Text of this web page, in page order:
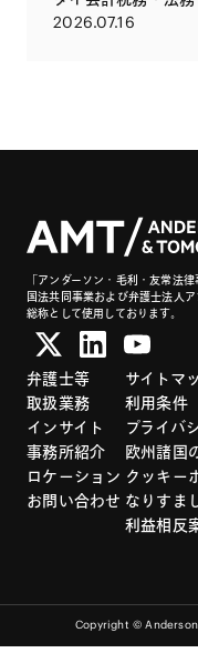
2026.07.16
「アンダーソン・毛利・友常法
国法共同事業および弁護士法人
総称として使用しております。
弁護士等
取扱業務
インサイト
事務所紹介
ロケーション
お問い合わせ
サイトマ
利用条件
プライバ
欧州諸国
クッキー
なりすま
利益相反
Copyright ©